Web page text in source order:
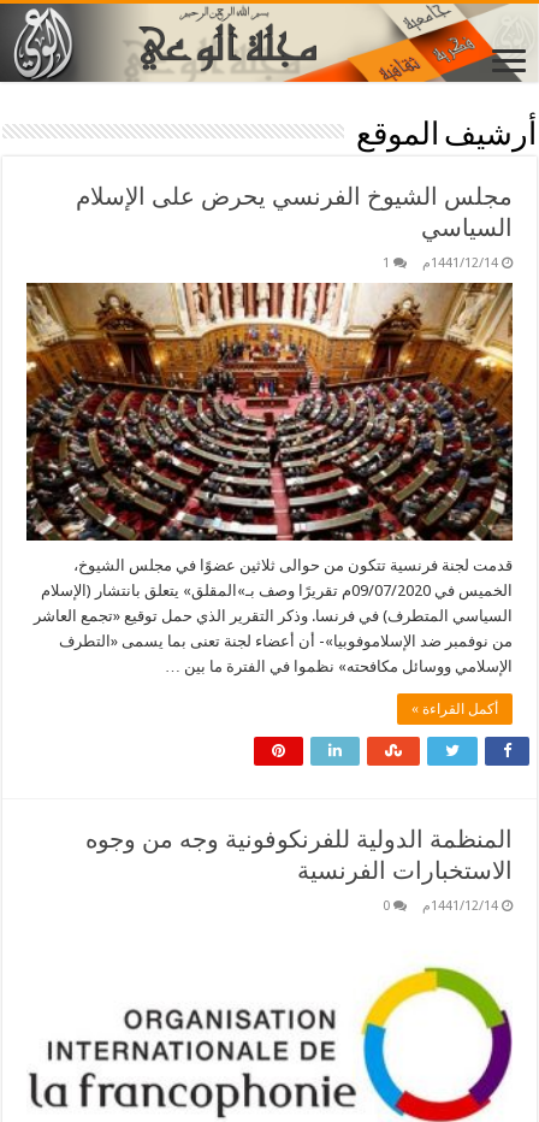
أرشيف الموقع
مجلس الشيوخ الفرنسي يحرض على الإسلام
السياسي
1441/12/14م 1
قدمت لجنة فرنسية تتكون من حوالى ثلاثين عضوًا في مجلس الشيوخ،
الخميس في 09/07/2020م تقريرًا وصف بـ»المقلق» يتعلق بانتشار (الإسلام
السياسي المتطرف) في فرنسا. وذكر التقرير الذي حمل توقيع «تجمع العاشر
من نوفمبر ضد الإسلاموفوبيا»- أن أعضاء لجنة تعنى بما يسمى «التطرف
الإسلامي ووسائل مكافحته» نظموا في الفترة ما بين …
أكمل القراءة »
المنظمة الدولية للفرنكوفونية وجه من وجوه
الاستخبارات الفرنسية
1441/12/14م 0